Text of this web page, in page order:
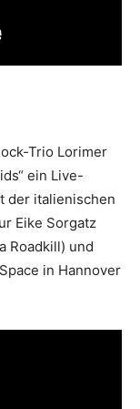
Trio Lorimer
ein Live-
der italienischen
Eike Sorgatz
Roadkill) und
in Hannover